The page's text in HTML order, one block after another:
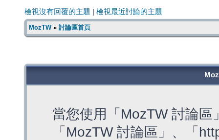
檢視沒有回覆的主題 檢視最近討論的主題
MozTW» 討論區首頁
當您使用「MozTW 討論
「MozTW 討論區」、「